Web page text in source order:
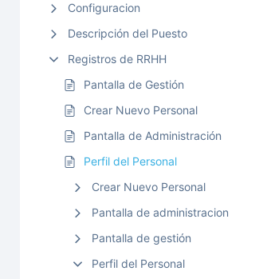
Configuracion
Descripción del Puesto
Registros de RRHH
Pantalla de Gestión
Crear Nuevo Personal
Pantalla de Administración
Perfil del Personal
Crear Nuevo Personal
Pantalla de administracion
Pantalla de gestión
Perfil del Personal